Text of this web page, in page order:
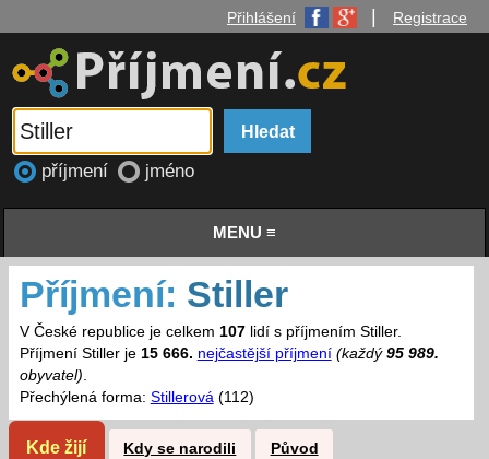
Přihlášení Registrace
příjmení jméno
MENU ≡
Příjmení: Stiller
V České republice je celkem 107lidí s příjmením Stiller.
Příjmení Stiller je 15 666. nejčastější příjmení (každý 95 989.
obyvatel).
Přechýlená forma: Stillerová(112)
Kde žijí Kdy se narodili
Původ